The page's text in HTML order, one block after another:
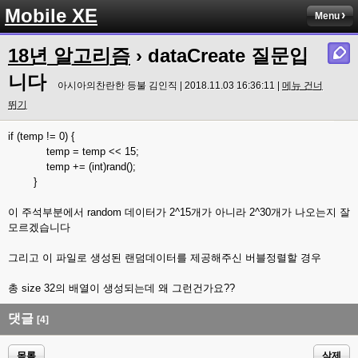
Mobile XE Menu
18년 알고리즘 › dataCreate 질문입
니다
아시아의찬란한 등불 김인직 | 2018.11.03 16:36:11 | 메뉴 건너
뛰기
if (temp != 0) {
temp = temp << 15;
temp += (int)rand();
}
이 주석부분에서 random 데이터가 2^15개가 아니라 2^30개가 나오는지 잘
모르겠습니다
그리고 이 파일로 생성된 랜덤데이터를 제공해주신 버블정렬할 경우
총 size 32의 배열이 생성되는데 왜 그런건가요??
댓글 [4]
목록 삭제